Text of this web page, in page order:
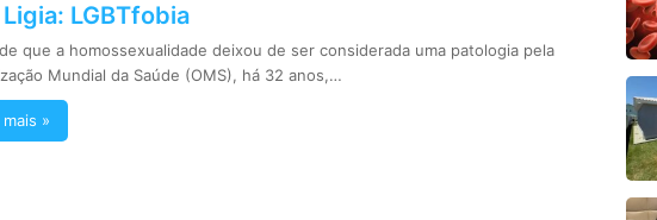
LGBTfobia
que a homossexualidade deixou de ser considerada uma patologia pela
Mundial da Saúde (OMS), há 32 anos,…
mais »